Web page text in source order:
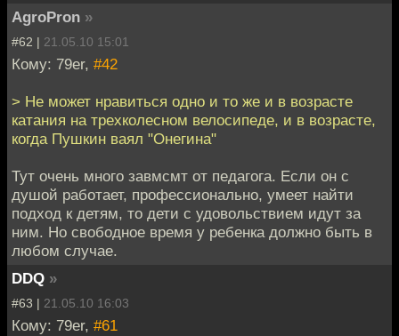
AgroPron »
#62 | 21.05.10 15:01
Кому: 79er, #42
> Не может нравиться одно и то же и в возрасте
катания на трехколесном велосипеде, и в возрасте,
когда Пушкин ваял "Онегина"
Тут очень много завмсмт от педагога. Если он с
душой работает, профессионально, умеет найти
подход к детям, то дети с удовольствием идут за
ним. Но свободное время у ребенка должно быть в
любом случае.
DDQ »
#63 | 21.05.10 16:03
Кому: 79er, #61